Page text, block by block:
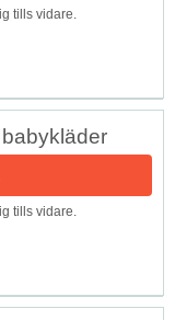
tills vidare.
tills vidare.